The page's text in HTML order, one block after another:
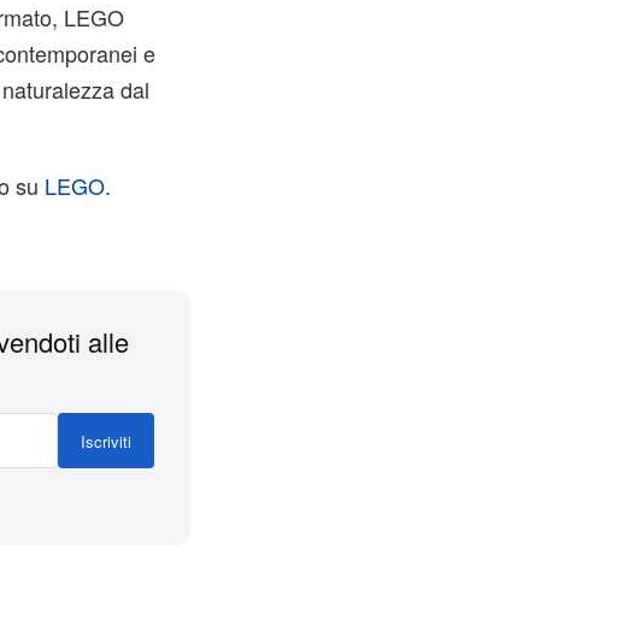
LEGO
e
dal
su LEGO.
alle
Iscriviti